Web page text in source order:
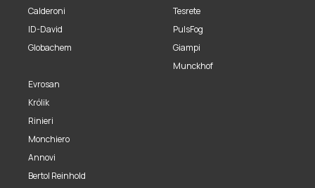
Calderoni
ID-David
Globachem
Tesrete
PulsFog
Giampi
Munckhof
Evrosan
Królik
Rinieri
Monchiero
Annovi
Bertol Reinhold